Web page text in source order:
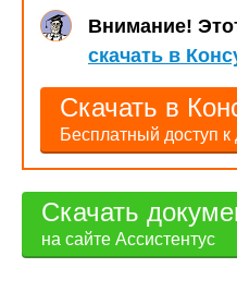
Внимание!
скачать в
Скачать в
Бесплатный доступ к
Скачать
на сайте Ассистентус